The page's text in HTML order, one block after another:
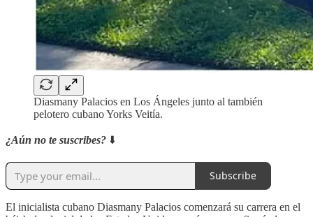
Diasmany Palacios en Los Ángeles junto al también
pelotero cubano Yorks Veitía.
¿Aún no te suscribes? ⬇️
Subscribe
El inicialista cubano Diasmany Palacios comenzará su carrera en el